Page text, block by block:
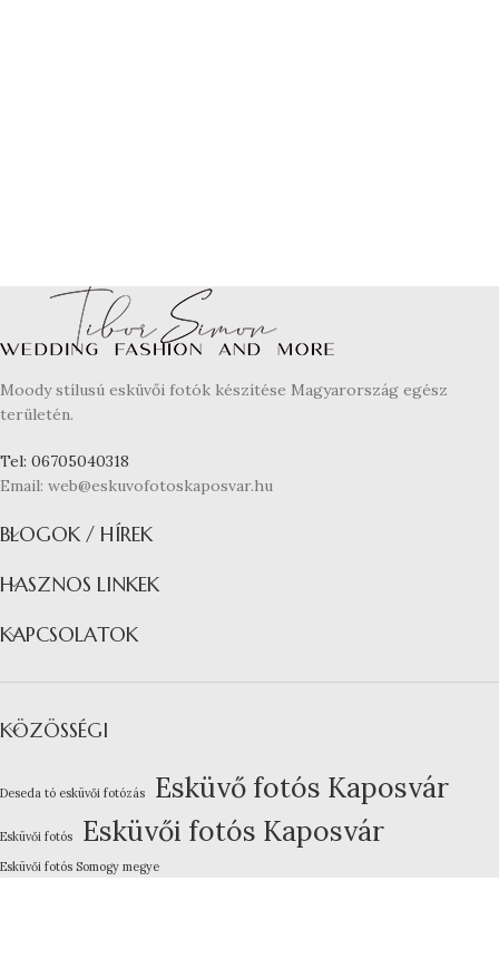
Moody stílusú esküvői fotók készítése Magyarország egész
területén.
Tel: 06705040318
Email: web@eskuvofotoskaposvar.hu
BLOGOK / HÍREK
HASZNOS LINKEK
KAPCSOLATOK
KÖZÖSSÉGI
Deseda tó esküvői fotózás Esküvő fotós Kaposvár
Esküvői fotós Esküvői fotós Kaposvár
Esküvői fotós Somogy megye